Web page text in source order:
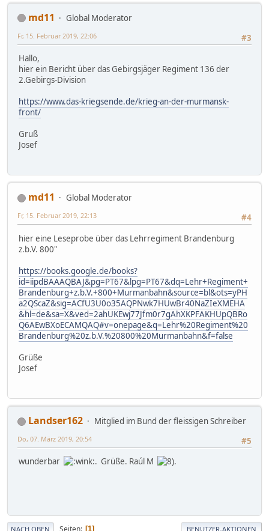
md11
Global Moderator
#3
Fr, 15. Februar 2019, 22:06
Hallo,
hier ein Bericht über das Gebirgsjäger Regiment 136 der
2.Gebirgs-Division
https://www.das-kriegsende.de/krieg-an-der-murmansk-
front/
Gruß
Josef
md11
Global Moderator
#4
Fr, 15. Februar 2019, 22:13
hier eine Leseprobe über das Lehrregiment Brandenburg
z.b.V. 800"
https://books.google.de/books?
id=iipdBAAAQBAJ&pg=PT67&lpg=PT67&dq=Lehr+Regiment+
Brandenburg+z.b.V.+800+Murmanbahn&source=bl&ots=yPH
a2QScaZ&sig=ACfU3U0o35AQPNwk7HUwBr40NaZIeXMEHA
&hl=de&sa=X&ved=2ahUKEwj77Jfm0r7gAhXKPFAKHUpQBRo
Q6AEwBXoECAMQAQ#v=onepage&q=Lehr%20Regiment%20
Brandenburg%20z.b.V.%20800%20Murmanbahn&f=false
Grüße
Josef
Landser162
Mitglied im Bund der fleissigen Schreiber
#5
Do, 07. März 2019, 20:54
wunderbar . Grüße. Raúl M .
NACH OBEN Seiten 1 BENUTZER-AKTIONEN